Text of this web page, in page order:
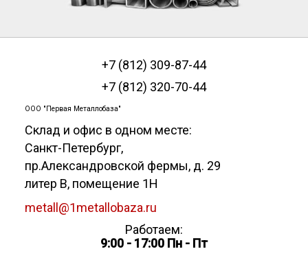
+7 (812) 309-87-44
+7 (812) 320-70-44
ООО "Первая Металлобаза"
Склад и офис в одном месте:
Санкт-Петербург,
пр.Александровской фермы, д. 29
литер В, помещение 1Н
metall@1metallobaza.ru
Работаем:
9:00 - 17:00 Пн - Пт